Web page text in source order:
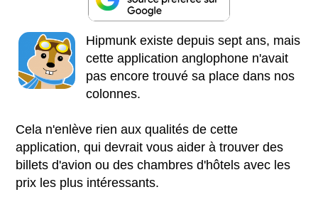
Hipmunk existe depuis sept ans, mais
cette application anglophone n'avait
pas encore trouvé sa place dans nos
colonnes.
Cela n'enlève rien aux qualités de cette
application, qui devrait vous aider à trouver des
billets d'avion ou des chambres d'hôtels avec les
prix les plus intéressants.